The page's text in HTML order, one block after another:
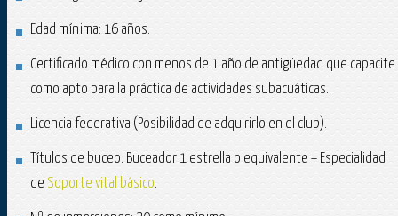
Edad mínima: 16 años.
Certificado médico con menos de 1 año de antigüedad que capacite
como apto para la práctica de actividades subacuáticas.
Licencia federativa (Posibilidad de adquirirlo en el club).
Títulos de buceo: Buceador 1 estrella o equivalente + Especialidad
de Soporte vital básico.